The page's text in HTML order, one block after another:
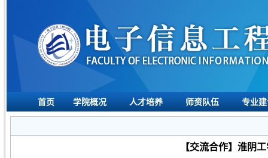
首页 学院概况 人才培养 师资队伍 专业
【交流合作】淮阴